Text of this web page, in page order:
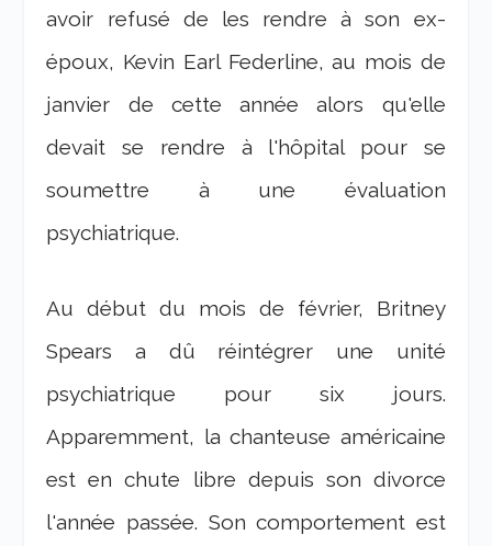
avoir refusé de les rendre à son ex-
époux, Kevin Earl Federline, au mois de
janvier de cette année alors qu'elle
devait se rendre à l'hôpital pour se
soumettre à une évaluation
psychiatrique.
Au début du mois de février, Britney
Spears a dû réintégrer une unité
psychiatrique pour six jours.
Apparemment, la chanteuse américaine
est en chute libre depuis son divorce
l'année passée. Son comportement est